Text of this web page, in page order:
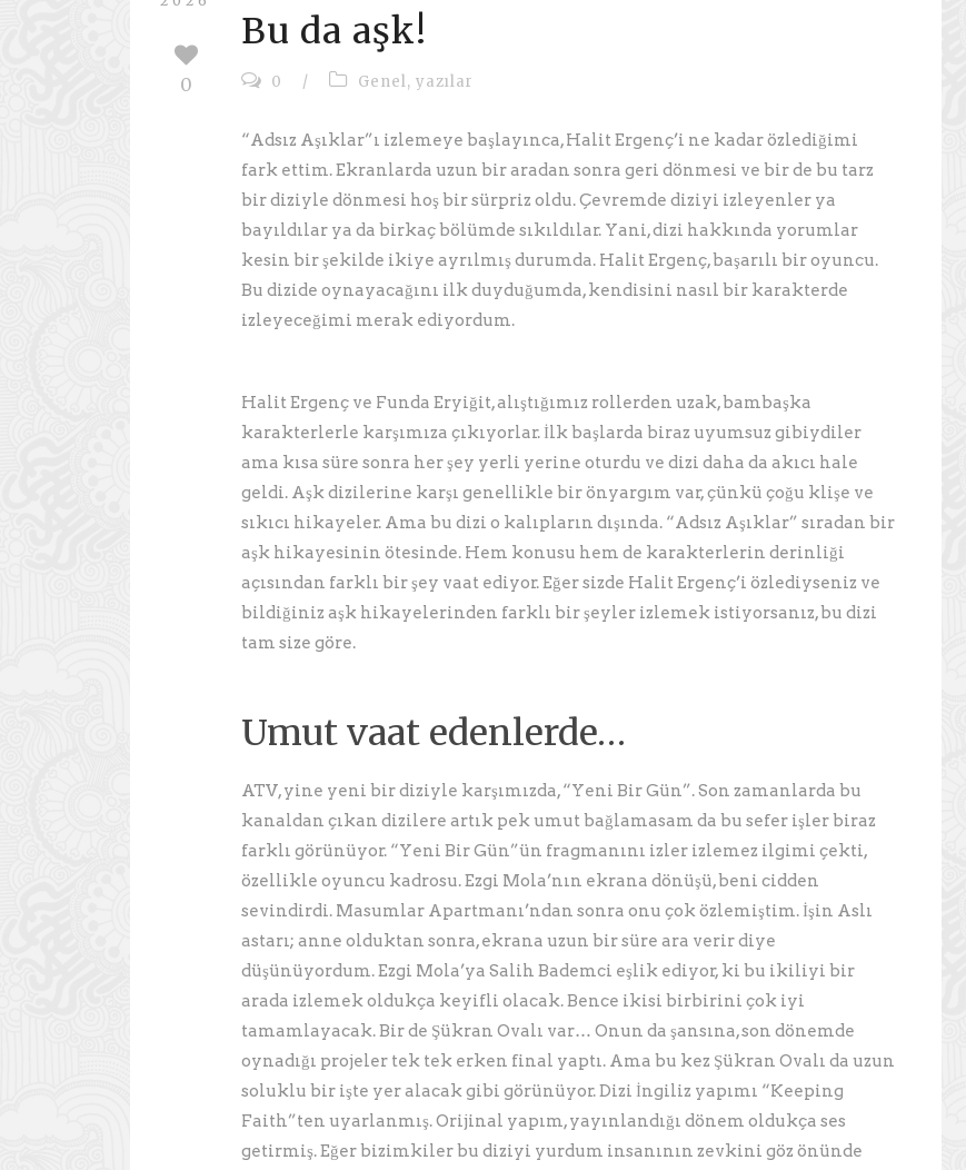
0
Bu da aşk!
0 / Genel, yazılar
“Adsız Aşıklar”ı izlemeye başlayınca, Halit Ergenç’i ne kadar özlediğimi
fark ettim. Ekranlarda uzun bir aradan sonra geri dönmesi ve bir de bu tarz
bir diziyle dönmesi hoş bir sürpriz oldu. Çevremde diziyi izleyenler ya
bayıldılar ya da birkaç bölümde sıkıldılar. Yani, dizi hakkında yorumlar
kesin bir şekilde ikiye ayrılmış durumda. Halit Ergenç, başarılı bir oyuncu.
Bu dizide oynayacağını ilk duyduğumda, kendisini nasıl bir karakterde
izleyeceğimi merak ediyordum.
Halit Ergenç ve Funda Eryiğit, alıştığımız rollerden uzak, bambaşka
karakterlerle karşımıza çıkıyorlar. İlk başlarda biraz uyumsuz gibiydiler
ama kısa süre sonra her şey yerli yerine oturdu ve dizi daha da akıcı hale
geldi. Aşk dizilerine karşı genellikle bir önyargım var, çünkü çoğu klişe ve
sıkıcı hikayeler. Ama bu dizi o kalıpların dışında. “Adsız Aşıklar” sıradan bir
aşk hikayesinin ötesinde. Hem konusu hem de karakterlerin derinliği
açısından farklı bir şey vaat ediyor. Eğer sizde Halit Ergenç’i özlediyseniz ve
bildiğiniz aşk hikayelerinden farklı bir şeyler izlemek istiyorsanız, bu dizi
tam size göre.
Umut vaat edenlerde…
ATV, yine yeni bir diziyle karşımızda, “Yeni Bir Gün”. Son zamanlarda bu
kanaldan çıkan dizilere artık pek umut bağlamasam da bu sefer işler biraz
farklı görünüyor. “Yeni Bir Gün”ün fragmanını izler izlemez ilgimi çekti,
özellikle oyuncu kadrosu. Ezgi Mola’nın ekrana dönüşü, beni cidden
sevindirdi. Masumlar Apartmanı’ndan sonra onu çok özlemiştim. İşin Aslı
astarı; anne olduktan sonra, ekrana uzun bir süre ara verir diye
düşünüyordum. Ezgi Mola’ya Salih Bademci eşlik ediyor, ki bu ikiliyi bir
arada izlemek oldukça keyifli olacak. Bence ikisi birbirini çok iyi
tamamlayacak. Bir de Şükran Ovalı var… Onun da şansına, son dönemde
oynadığı projeler tek tek erken final yaptı. Ama bu kez Şükran Ovalı da uzun
soluklu bir işte yer alacak gibi görünüyor. Dizi İngiliz yapımı “Keeping
Faith”ten uyarlanmış. Orijinal yapım, yayınlandığı dönem oldukça ses
getirmiş. Eğer bizimkiler bu diziyi yurdum insanının zevkini göz önünde